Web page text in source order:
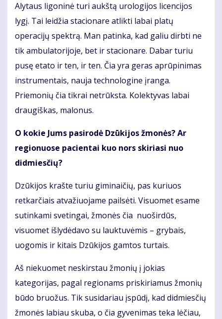
Alytaus ligoninė turi aukštą urologijos licencijos
lygį. Tai leidžia stacionare atlikti labai platų
operacijų spektrą. Man patinka, kad galiu dirbti ne
tik ambulatorijoje, bet ir stacionare. Dabar turiu
pusę etato ir ten, ir ten. Čia yra geras aprūpinimas
instrumentais, nauja technologine įranga.
Priemonių čia tikrai netrūksta. Kolektyvas labai
draugiškas, malonus.
O kokie Jums pasirodė Dzūkijos žmonės? Ar
regionuose pacientai kuo nors skiriasi nuo
didmiesčių?
Dzūkijos krašte turiu giminaičių, pas kuriuos
retkarčiais atvažiuojame pailsėti. Visuomet esame
sutinkami svetingai, žmonės čia nuoširdūs,
visuomet išlydėdavo su lauktuvėmis – grybais,
uogomis ir kitais Dzūkijos gamtos turtais.
Aš niekuomet neskirstau žmonių į jokias
kategorijas, pagal regionams priskiriamus žmonių
būdo bruožus. Tik susidariau įspūdį, kad didmiesčių
žmonės labiau skuba, o čia gyvenimas teka lėčiau,